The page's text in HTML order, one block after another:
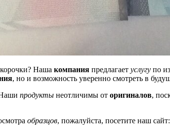
корочки? Наша компания предлагает услугу по
, но и возможность уверенно смотреть в
продукты неотличимы от оригиналов,
образцов, пожалуйста, посетите наш сайт: